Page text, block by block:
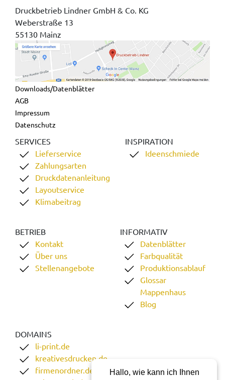
Druckbetrieb Lindner GmbH & Co. KG
Weberstraße 13
55130 Mainz
Downloads/Datenblätter
AGB
Impressum
Datenschutz
SERVICES
Lieferservice
Zahlungsarten
Druckdatenanleitung
Layoutservice
Klimabeitrag
INSPIRATION
Ideenschmiede
BETRIEB
Kontakt
Über uns
Stellenangebote
INFORMATIV
Datenblätter
Farbqualität
Produktionsablauf
Glossar
Mappenhaus
Blog
DOMAINS
li-print.de
kreativesdrucken.de
firmenordner.de
Hallo, wie kann ich Ihnen